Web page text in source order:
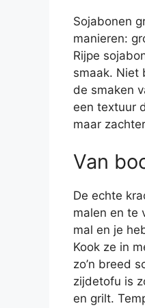
Sojabonen
manieren:
Rijpe
smaak. Niet
de smaken
een textuur
maar
Van
De echte
malen en te
mal en je
Kook ze in
zo’n breed
zijdetofu is
en grilt.